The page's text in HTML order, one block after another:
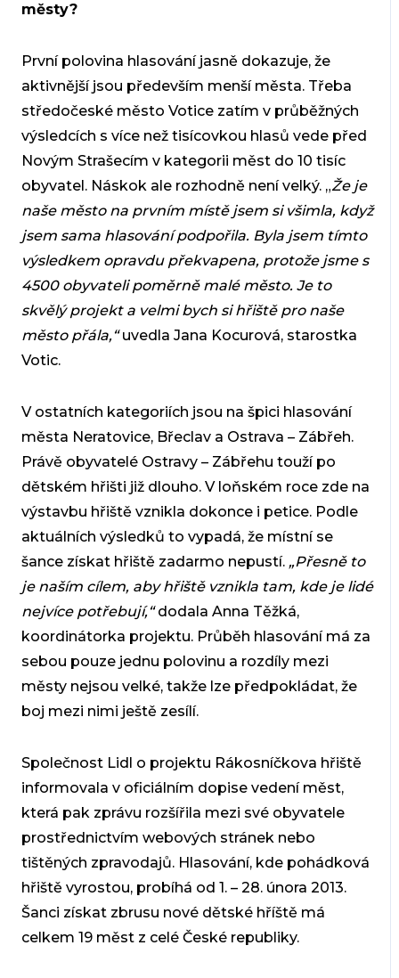
městy?
První polovina hlasování jasně dokazuje, že
aktivnější jsou především menší města. Třeba
středočeské město Votice zatím v průběžných
výsledcích s více než tisícovkou hlasů vede před
Novým Strašecím v kategorii měst do 10 tisíc
obyvatel. Náskok ale rozhodně není velký. „Že je
naše město na prvním místě jsem si všimla, když
jsem sama hlasování podpořila. Byla jsem tímto
výsledkem opravdu překvapena, protože jsme s
4500 obyvateli poměrně malé město. Je to
skvělý projekt a velmi bych si hřiště pro naše
město přála,“uvedla Jana Kocurová, starostka
Votic.
V ostatních kategoriích jsou na špici hlasování
města Neratovice, Břeclav a Ostrava – Zábřeh.
Právě obyvatelé Ostravy – Zábřehu touží po
dětském hřišti již dlouho. V loňském roce zde na
výstavbu hřiště vznikla dokonce i petice. Podle
aktuálních výsledků to vypadá, že místní se
šance získat hřiště zadarmo nepustí. „Přesně to
je naším cílem, aby hřiště vznikla tam, kde je lidé
nejvíce potřebují,“dodala Anna Těžká,
koordinátorka projektu. Průběh hlasování má za
sebou pouze jednu polovinu a rozdíly mezi
městy nejsou velké, takže lze předpokládat, že
boj mezi nimi ještě zesílí.
Společnost Lidl o projektu Rákosníčkova hřiště
informovala v oficiálním dopise vedení měst,
která pak zprávu rozšířila mezi své obyvatele
prostřednictvím webových stránek nebo
tištěných zpravodajů. Hlasování, kde pohádková
hřiště vyrostou, probíhá od 1. – 28. února 2013.
Šanci získat zbrusu nové dětské hříště má
celkem 19 měst z celé České republiky.